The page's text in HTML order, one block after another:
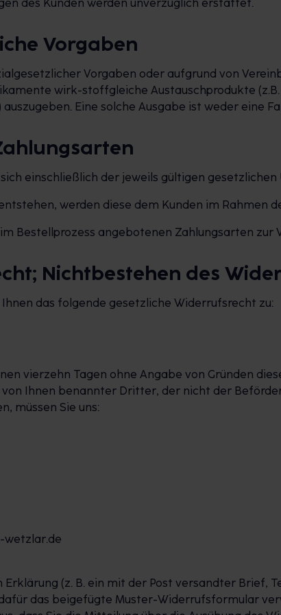
des Kunden werden unverzüglich erstattet.
Vorgaben
Vorgaben oder aufgrund von
wirk-stoffgleiche Austauschprodukte
Eine solche Ausgabe ist weder eine
sich einschließlich der jeweils gültigen
werden diese dem Kunden im Rahmen
im Bestellprozess angebotenen Zahlungsarten zur
Nichtbestehen des
Ihnen das folgende gesetzliche Widerrufsrecht zu:
vierzehn Tagen ohne Angabe von Gründen
von Ihnen benannter Dritter, der nicht der
müssen Sie uns:
wetzlar.de
(z. B. ein mit der Post versandter Brief,
das beigefügte Muster-Widerrufsformular